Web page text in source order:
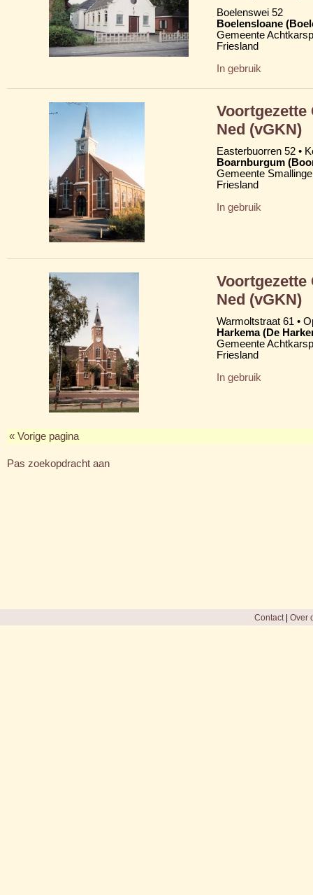
Boelenswei 52
Boelensloane
Gemeente
Friesland
In gebruik
Ned (vGKN)
Easterbuorren 52 •
Boarnburgum
Gemeente
Friesland
In gebruik
Ned (vGKN)
Warmoltstraat 61 •
Harkema (De
Gemeente
Friesland
In gebruik
« Vorige pagina
Pas zoekopdracht aan
Contact| Over